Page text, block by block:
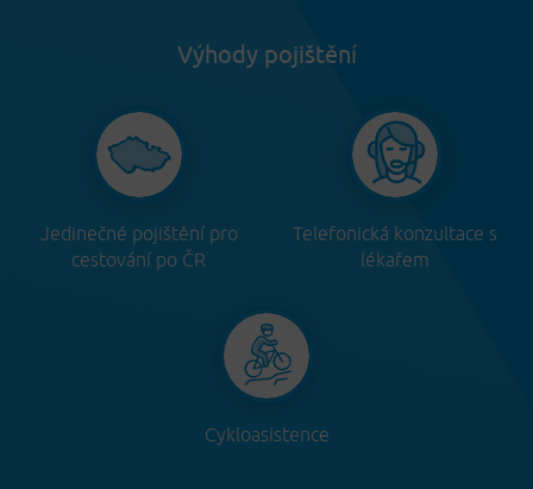
Výhody pojištění
Jedinečné pojištění pro
cestování po ČR
Telefonická konzultace s
lékařem
Cykloasistence